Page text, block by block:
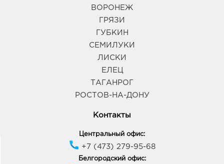
ВОРОНЕЖ
ГРЯЗИ
ГУБКИН
СЕМИЛУКИ
ЛИСКИ
ЕЛЕЦ
ТАГАНРОГ
РОСТОВ-НА-ДОНУ
Контакты
Центральный офис:
+7 (473) 279-95-68
Белгородский офис: